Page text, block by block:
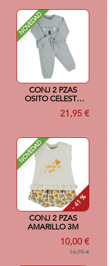
NOVEDAD
CONJ 2 PZAS
OSITO CELESTE
21,95 €
NOVEDAD
- 41 %
CONJ 2 PZAS
AMARILLO 3M
10,00 €
16,95 €